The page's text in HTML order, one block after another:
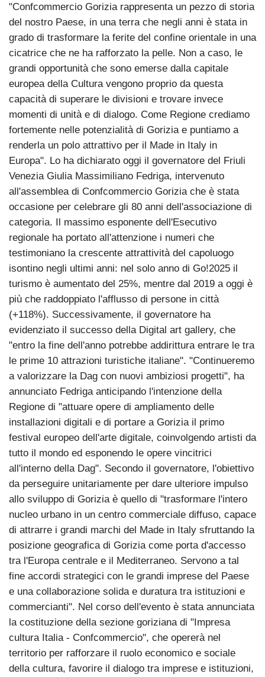
"Confcommercio Gorizia rappresenta un pezzo di storia
del nostro Paese, in una terra che negli anni è stata in
grado di trasformare la ferite del confine orientale in una
cicatrice che ne ha rafforzato la pelle. Non a caso, le
grandi opportunità che sono emerse dalla capitale
europea della Cultura vengono proprio da questa
capacità di superare le divisioni e trovare invece
momenti di unità e di dialogo. Come Regione crediamo
fortemente nelle potenzialità di Gorizia e puntiamo a
renderla un polo attrattivo per il Made in Italy in
Europa". Lo ha dichiarato oggi il governatore del Friuli
Venezia Giulia Massimiliano Fedriga, intervenuto
all'assemblea di Confcommercio Gorizia che è stata
occasione per celebrare gli 80 anni dell'associazione di
categoria. Il massimo esponente dell'Esecutivo
regionale ha portato all'attenzione i numeri che
testimoniano la crescente attrattività del capoluogo
isontino negli ultimi anni: nel solo anno di Go!2025 il
turismo è aumentato del 25%, mentre dal 2019 a oggi è
più che raddoppiato l'afflusso di persone in città
(+118%). Successivamente, il governatore ha
evidenziato il successo della Digital art gallery, che
"entro la fine dell'anno potrebbe addirittura entrare le tra
le prime 10 attrazioni turistiche italiane". "Continueremo
a valorizzare la Dag con nuovi ambiziosi progetti", ha
annunciato Fedriga anticipando l'intenzione della
Regione di "attuare opere di ampliamento delle
installazioni digitali e di portare a Gorizia il primo
festival europeo dell'arte digitale, coinvolgendo artisti da
tutto il mondo ed esponendo le opere vincitrici
all'interno della Dag". Secondo il governatore, l'obiettivo
da perseguire unitariamente per dare ulteriore impulso
allo sviluppo di Gorizia è quello di "trasformare l'intero
nucleo urbano in un centro commerciale diffuso, capace
di attrarre i grandi marchi del Made in Italy sfruttando la
posizione geografica di Gorizia come porta d'accesso
tra l'Europa centrale e il Mediterraneo. Servono a tal
fine accordi strategici con le grandi imprese del Paese
e una collaborazione solida e duratura tra istituzioni e
commercianti". Nel corso dell'evento è stata annunciata
la costituzione della sezione goriziana di "Impresa
cultura Italia - Confcommercio", che opererà nel
territorio per rafforzare il ruolo economico e sociale
della cultura, favorire il dialogo tra imprese e istituzioni,